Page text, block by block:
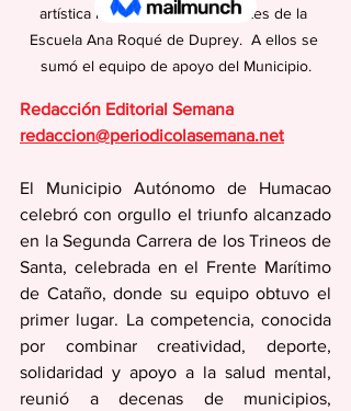
artística integrada por estudiantes de la
Escuela Ana Roqué de Duprey.  A ellos se
sumó el equipo de apoyo del Municipio.
Redacción Editorial Semana
redaccion@periodicolasemana.net
El Municipio Autónomo de Humacao
celebró con orgullo el triunfo alcanzado
en la Segunda Carrera de los Trineos de
Santa, celebrada en el Frente Marítimo
de Cataño, donde su equipo obtuvo el
primer lugar. La competencia, conocida
por combinar creatividad, deporte,
solidaridad y apoyo a la salud mental,
reunió a decenas de municipios,